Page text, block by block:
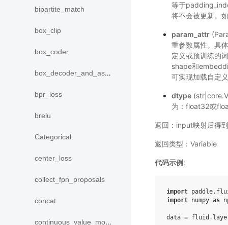
bipartite_match
box_clip
box_coder
box_decoder_and_assign
bpr_loss
brelu
Categorical
center_loss
collect_fpn_proposals
concat
continuous_value_model
等于
将不会被更新。
param_attr
重参数属性。具
定义或预训练的
shape和
可实现加载自定
dtype
为：float32或
返回：input映射后得
返回类型：Variable
代码示例:
import
import numpy as
data = fluid .